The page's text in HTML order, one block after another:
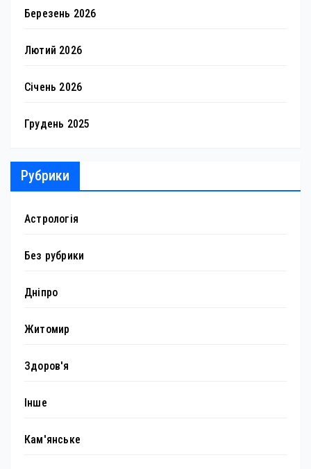
Березень 2026
Лютий 2026
Січень 2026
Грудень 2025
Рубрики
Астрологія
Без рубрики
Дніпро
Житомир
Здоров'я
Інше
Кам'янське